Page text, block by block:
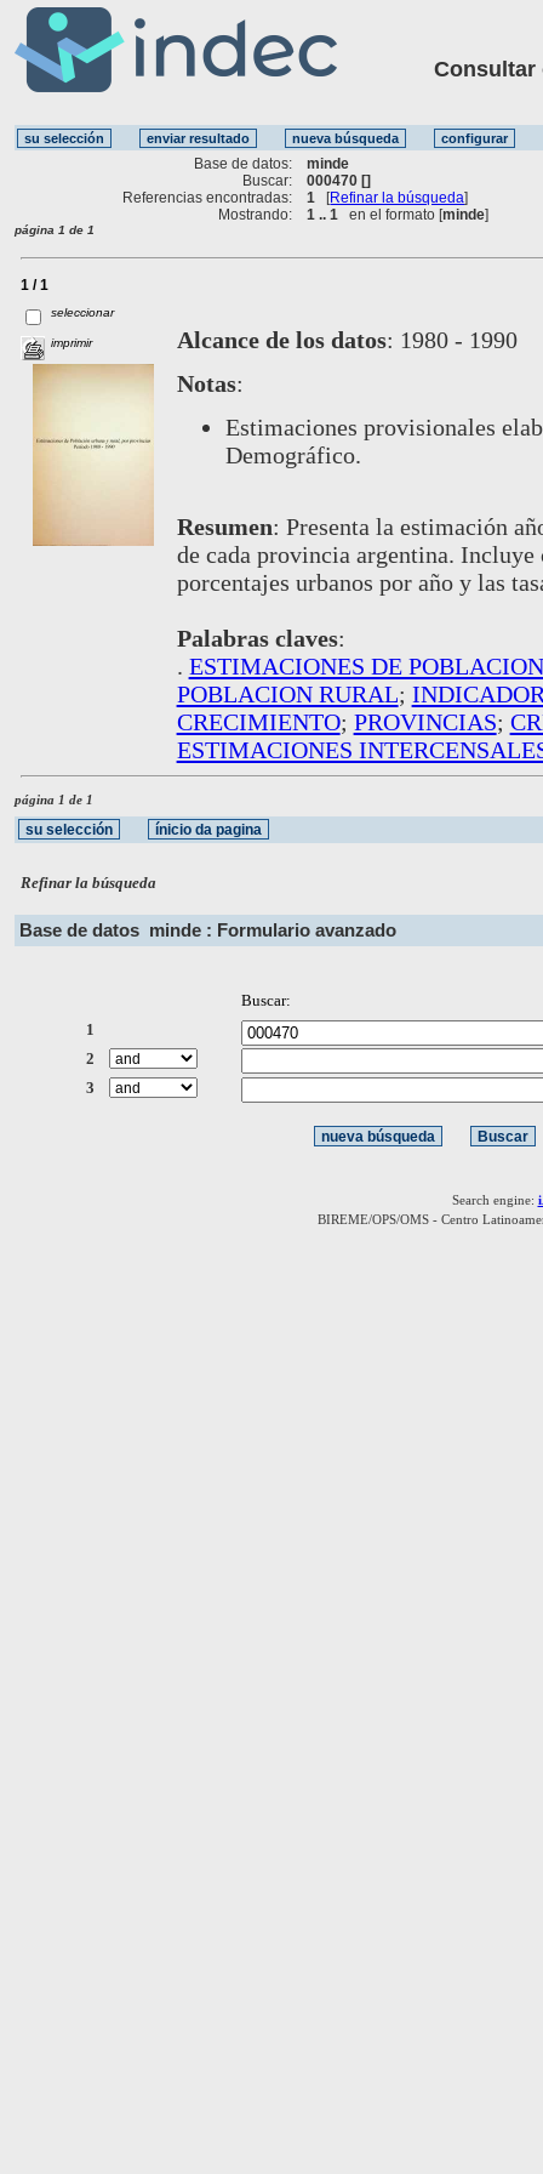
Consultar
Base de datos:
minde
Buscar:
000470 []
Referencias encontradas:
1 [Refinar la búsqueda]
Mostrando:
1 .. 1 en el formato [minde]
página 1 de 1
1 / 1
seleccionar
imprimir Alcance de los datos: 1980 - 1990
Notas:
Estimaciones provisionales
Demográfico.
Resumen: Presenta la estimación
de cada provincia argentina.
porcentajes urbanos por año y las
Palabras claves:
. ESTIMACIONES DE POBLACION
POBLACION RURAL;
CRECIMIENTO; PROVINCIAS;
ESTIMACIONES
página 1 de 1
Refinar la búsqueda
Base de datos minde : Formulario avanzado
Buscar:
1
2
3
Search engine:
BIREME/OPS/OMS - Centro